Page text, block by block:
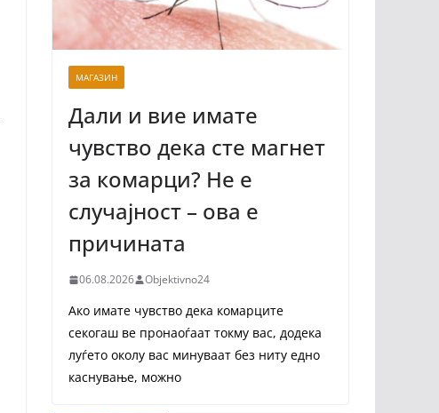
МАГАЗИН
Дали и вие имате
чувство дека сте магнет
за комарци? Не е
случајност – ова е
причината
06.08.2026 Objektivno24
Ако имате чувство дека комарците
секогаш ве пронаоѓаат токму вас, додека
луѓето околу вас минуваат без ниту едно
каснување, можно